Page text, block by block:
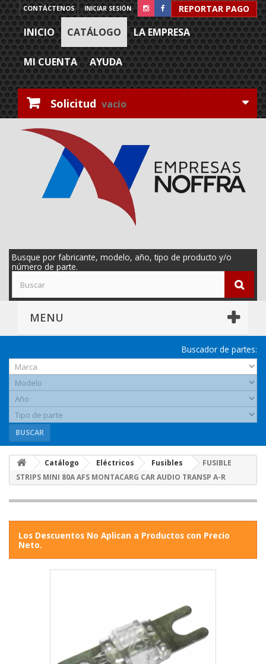
REPORTAR PAGO
INICIAR SESIÓN
CONTÁCTENOS
INICIO CATÁLOGO LA EMPRESA
MI CUENTA AYUDA
Solicitud vacío
Busque por fabricante, modelo, año, tipo de producto y/o
número de parte.
MENU
Buscador de partes:
BUSCAR
Catálogo Eléctricos Fusibles
FUSIBLE
STRIPS MINI 80A AFS MONTACARG CAR AUDIO TRANSP A-R
Los Descuentos No Aplican a Productos con Precio
Neto.